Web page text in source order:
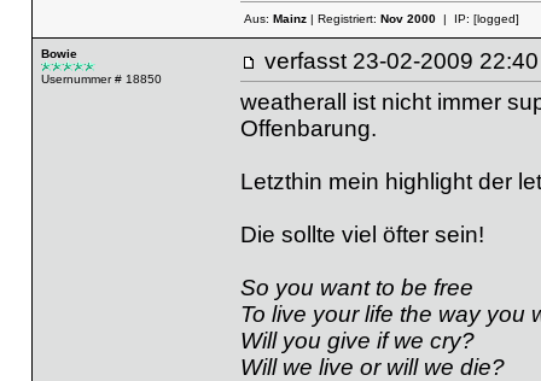
Aus: Mainz| Registriert: Nov 2000| IP: [logged]
Bowie
Usernummer # 18850
verfasst 23-02-2009
weatherall ist nicht immer
Offenbarung.
Letzthin mein highlight der
Die sollte viel öfter sein!
So you want to be free
To live your life the way you
Will you give if we cry?
Will we live or will we die?